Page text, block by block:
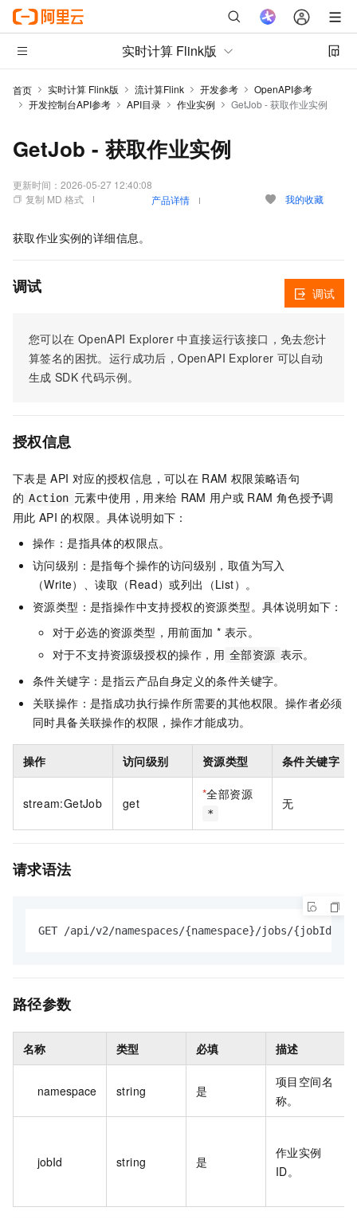
实时计算 Flink版
首页 实时计算 Flink版 流计算Flink 开发参考
OpenAPI参考
开发控制台API参考
API目录 作业实例 GetJob - 获取作业实例
GetJob - 获取作业实例
更新时间： 2026-05-27 12:40:08
复制 MD 格式
产品详情 我的收藏
获取作业实例的详细信息。
调试
您可以在 OpenAPI Explorer 中直接运行该接口，免去您计
算签名的困扰。运行成功后，OpenAPI Explorer 可以自动
生成 SDK 代码示例。
调试
授权信息
下表是 API 对应的授权信息，可以在 RAM 权限策略语句
的 Action 元素中使用，用来给 RAM 用户或 RAM 角色授予调
用此 API 的权限。具体说明如下：
操作：是指具体的权限点。
访问级别：是指每个操作的访问级别，取值为写入
（Write）、读取（Read）或列出（List）。
资源类型：是指操作中支持授权的资源类型。具体说明如下：
对于必选的资源类型，用前面加 * 表示。
对于不支持资源级授权的操作，用 全部资源 表示。
条件关键字：是指云产品自身定义的条件关键字。
关联操作：是指成功执行操作所需要的其他权限。操作者必须
同时具备关联操作的权限，操作才能成功。
操作 访问级别 资源类型 条件关键字
stream:GetJob get
*全部资源
*
无
请求语法
GET /api/v2/namespaces/{namespace}/jobs/{jobId}
路径参数
名称 类型 必填 描述
namespace string 是
项目空间名
称。
jobId string 是
作业实例
ID。